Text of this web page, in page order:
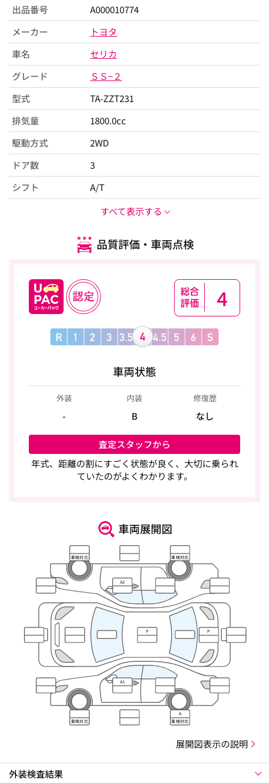
出品番号
A000010774
メーカー
トヨタ
車名
セリカ
グレード
ＳＳ−２
型式
TA-ZZT231
排気量
1800.0cc
駆動方式
2WD
ドア数
3
シフト
A/T
すべて表示する
品質評価・車両点検
4
車両状態
外装
-
内装
B
修復歴
なし
査定スタッフから
年式、距離の割にすごく状態が良く、大切に乗られ
ていたのがよくわかります。
車両展開図
車検対応 車検対応
A2
P P
A1
車検対応
A
車検対応
展開図表示の説明
外装検査結果